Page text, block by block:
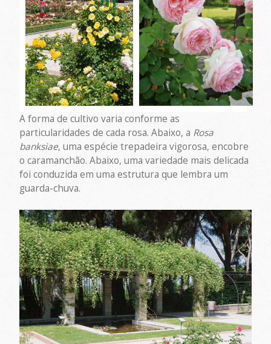
A forma de cultivo varia conforme as
particularidades de cada rosa. Abaixo, a Rosa
banksiae, uma espécie trepadeira vigorosa, encobre
o caramanchão. Abaixo, uma variedade mais delicada
foi conduzida em uma estrutura que lembra um
guarda-chuva.